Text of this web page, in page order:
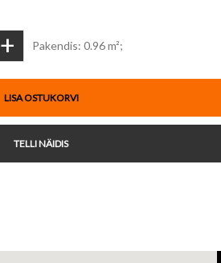
+ Pakendis: 0.96 m²;
LISA OSTUKORVI
TELLI NÄIDIS